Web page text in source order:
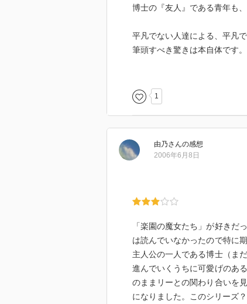
博士の『友人』である青年も
平凡でない人達による、平凡
筆頭すべき驚きは本自体です。
1
由乃さんの感想
2006年6月8日
「楽園の魔女たち」が好きだ
は読んでいなかったので特に
主人公の一人である博士（ま
進んでいくうちに可愛げのあ
のままリーとの関わり合いを
になりました。このシリーズ